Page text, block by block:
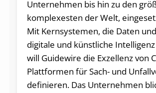
Unternehmen bis hin zu den
komplexesten der Welt,
Mit Kernsystemen, die Daten
digitale und künstliche
will Guidewire die Exzellenz von
Plattformen für Sach- und
definieren. Das Unternehmen